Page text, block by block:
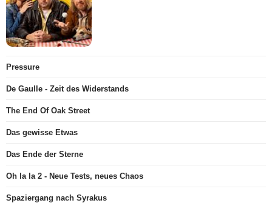
Pressure
De Gaulle - Zeit des Widerstands
The End Of Oak Street
Das gewisse Etwas
Das Ende der Sterne
Oh la la 2 - Neue Tests, neues Chaos
Spaziergang nach Syrakus